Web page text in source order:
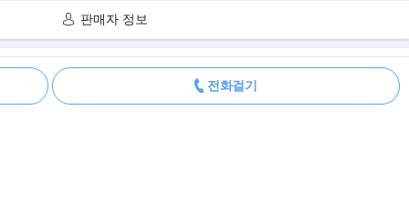
판매자 정보
더보기
전화걸기